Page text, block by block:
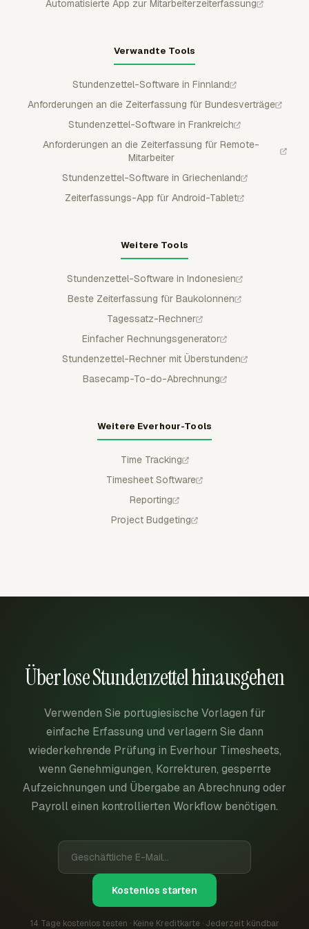
Automatisierte App zur Mitarbeiterzeiterfassung
Verwandte Tools
Stundenzettel-Software in Finnland
Anforderungen an die Zeiterfassung für Bundesverträge
Stundenzettel-Software in Frankreich
Anforderungen an die Zeiterfassung für Remote-
Mitarbeiter
Stundenzettel-Software in Griechenland
Zeiterfassungs-App für Android-Tablet
Weitere Tools
Stundenzettel-Software in Indonesien
Beste Zeiterfassung für Baukolonnen
Tagessatz-Rechner
Einfacher Rechnungsgenerator
Stundenzettel-Rechner mit Überstunden
Basecamp-To-do-Abrechnung
Weitere Everhour-Tools
Time Tracking
Timesheet Software
Reporting
Project Budgeting
Über lose Stundenzettel hinausgehen
Verwenden Sie portugiesische Vorlagen für
einfache Erfassung und verlagern Sie dann
wiederkehrende Prüfung in Everhour Timesheets,
wenn Genehmigungen, Korrekturen, gesperrte
Aufzeichnungen und Übergabe an Abrechnung oder
Payroll einen kontrollierten Workflow benötigen.
Kostenlos starten
14 Tage kostenlos testen · Keine Kreditkarte · Jederzeit kündbar